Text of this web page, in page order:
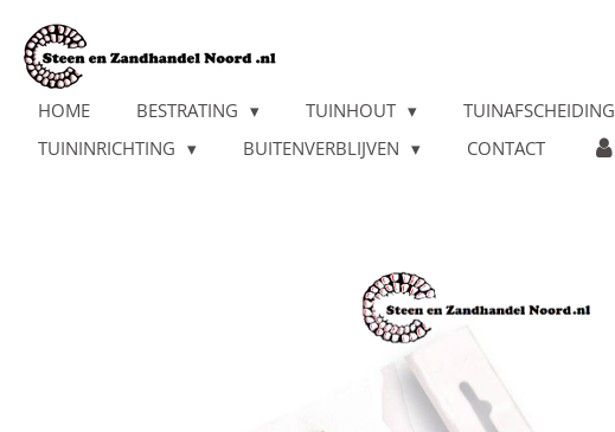
direct
naar
HOME BESTRATING TUINHOUT TUINAFSCHEIDING
TUININRICHTING
BUITENVERBLIJVEN CONTACT